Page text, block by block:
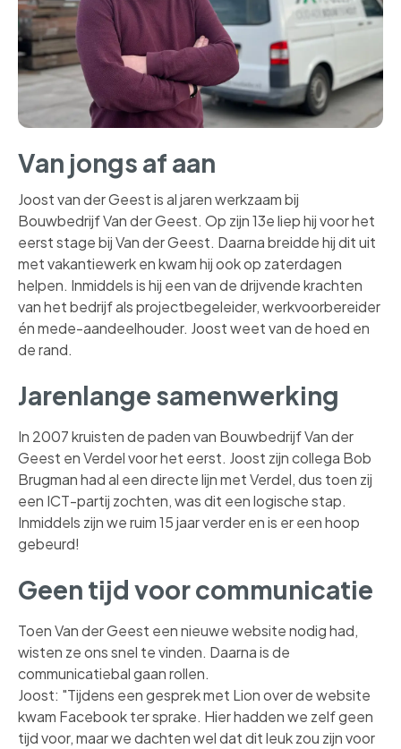
Van jongs af aan
Joost van der Geest is al jaren werkzaam bij
Bouwbedrijf Van der Geest. Op zijn 13e liep hij voor het
eerst stage bij Van der Geest. Daarna breidde hij dit uit
met vakantiewerk en kwam hij ook op zaterdagen
helpen. Inmiddels is hij een van de drijvende krachten
van het bedrijf als projectbegeleider, werkvoorbereider
én mede-aandeelhouder. Joost weet van de hoed en
de rand.
Jarenlange samenwerking
In 2007 kruisten de paden van Bouwbedrijf Van der
Geest en Verdel voor het eerst. Joost zijn collega Bob
Brugman had al een directe lijn met Verdel, dus toen zij
een ICT-partij zochten, was dit een logische stap.
Inmiddels zijn we ruim 15 jaar verder en is er een hoop
gebeurd!
Geen tijd voor communicatie
Toen Van der Geest een nieuwe website nodig had,
wisten ze ons snel te vinden. Daarna is de
communicatiebal gaan rollen.
Joost: "Tijdens een gesprek met Lion over de website
kwam Facebook ter sprake. Hier hadden we zelf geen
tijd voor, maar we dachten wel dat dit leuk zou zijn voor